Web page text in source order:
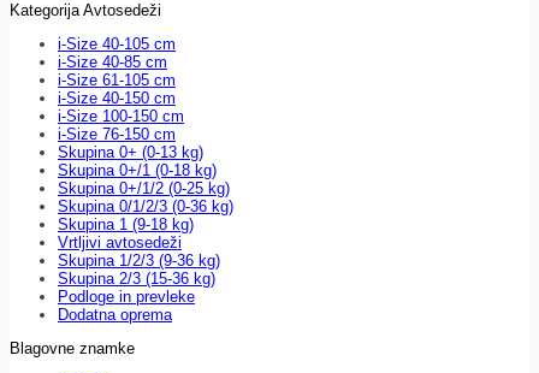
Kategorija Avtosedeži
i-Size 40-105 cm
i-Size 40-85 cm
i-Size 61-105 cm
i-Size 40-150 cm
i-Size 100-150 cm
i-Size 76-150 cm
Skupina 0+ (0-13 kg)
Skupina 0+/1 (0-18 kg)
Skupina 0+/1/2 (0-25 kg)
Skupina 0/1/2/3 (0-36 kg)
Skupina 1 (9-18 kg)
Vrtljivi avtosedeži
Skupina 1/2/3 (9-36 kg)
Skupina 2/3 (15-36 kg)
Podloge in prevleke
Dodatna oprema
Blagovne znamke